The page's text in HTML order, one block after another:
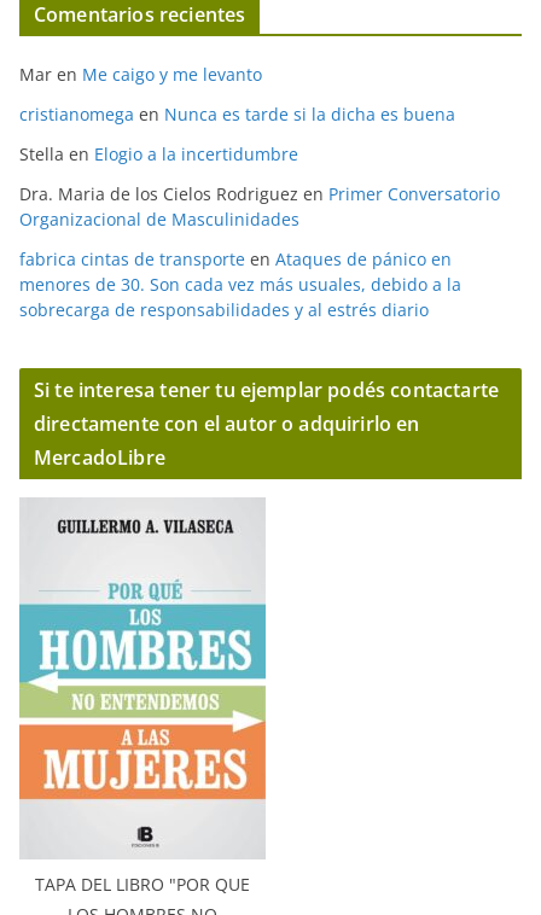
Comentarios recientes
Mar en Me caigo y me levanto
cristianomega en Nunca es tarde si la dicha es buena
Stella en Elogio a la incertidumbre
Dra. Maria de los Cielos Rodriguez en Primer Conversatorio
Organizacional de Masculinidades
fabrica cintas de transporte en Ataques de pánico en
menores de 30. Son cada vez más usuales, debido a la
sobrecarga de responsabilidades y al estrés diario
Si te interesa tener tu ejemplar podés contactarte
directamente con el autor o adquirirlo en
MercadoLibre
TAPA DEL LIBRO "POR QUE